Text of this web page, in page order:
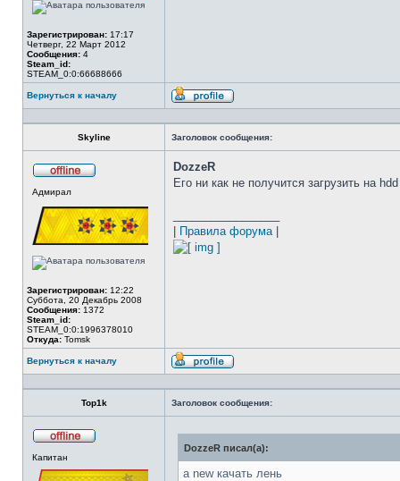
Зарегистрирован: 17:17
Четверг, 22 Март 2012
Сообщения: 4
Steam_id:
STEAM_0:0:66688666
Вернуться к началу
Профиль
Skyline Заголовок сообщения:
Адмирал
Зарегистрирован: 12:22
Суббота, 20 Декабрь 2008
Сообщения: 1372
Steam_id:
STEAM_0:0:1996378010
Откуда: Tomsk
DozzeR
Его ни как не получится загрузить на hdd
Правила форума|
Вернуться к началу
Профиль
Top1k Заголовок сообщения:
сети
Капитан
DozzeR писал(а):
а new качать лень